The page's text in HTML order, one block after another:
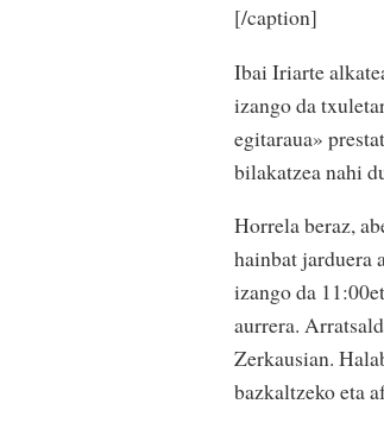
[/caption]
Ibai Iriarte
izango da
egitaraua»
bilakatzea nahi
Horrela beraz,
hainbat jarduera
izango da
aurrera.
Zerkausian.
bazkaltzeko eta